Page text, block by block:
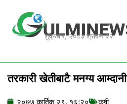
content
शुक्रबार, २०८३ श्रावण २२
तरकारी खेतीबाटै मनग्य आम्दानी
२०७७ कार्तिक २९, १६:२० कृषी